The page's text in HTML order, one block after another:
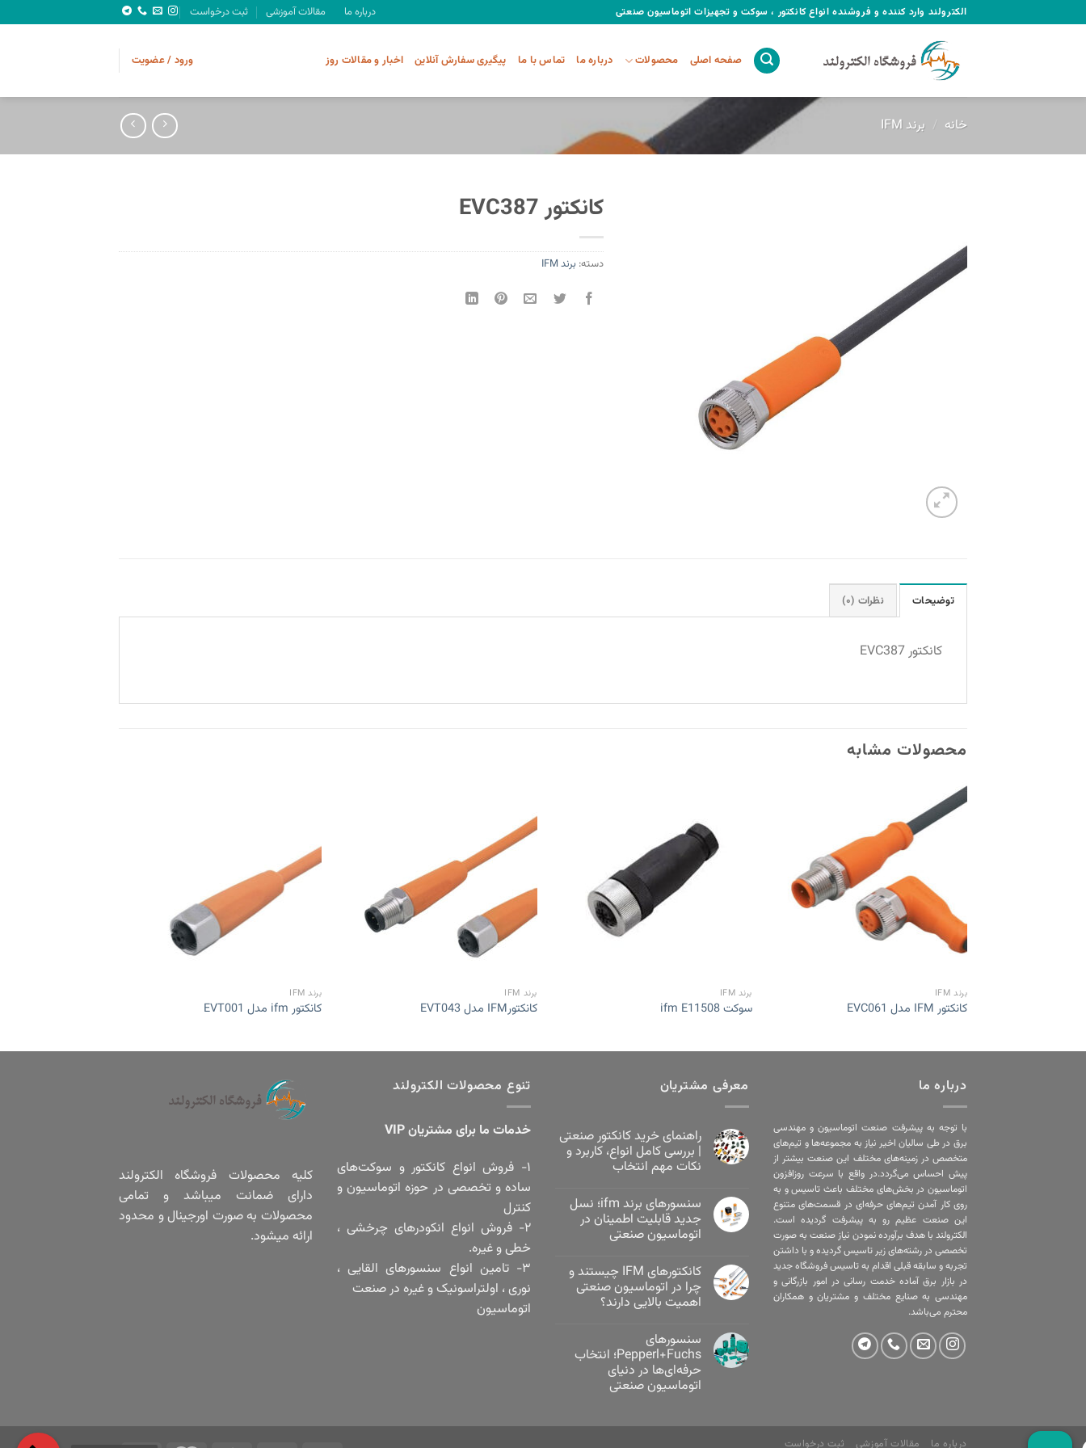
to
الکترولند وارد کننده و فروشنده انواع کانکتور ، سوکت و تجهیزات اتوماسیون صنعتی درباره ما مقالات آموزشی ثبت درخواست
صفحه اصلی محصولات درباره ما تماس با ما پیگیری سفارش آنلاین اخبار و مقالات روز ورود / عضویت
خانه / برند IFM
کانکتور EVC387
دسته: برند IFM
توضیحات نظرات (۰)
کانکتور EVC387
محصولات مشابه
برند IFM
کانکتور IFM مدل EVC061
برند IFM
سوکت ifm E11508
برند IFM
کانکتورIFM مدل EVT043
برند IFM
کانکتور ifm مدل EVT001
درباره ما
با توجه به پیشرفت صنعت اتوماسیون و مهندسی
برق در طی سالیان اخیر نیاز به مجموعه‌ها و تیم‌های
متخصص در زمینه‌های مختلف این صنعت بیشتر از
پیش احساس می‌گردد.در واقع با سرعت روزافزون
اتوماسیون در بخش‌های مختلف باعث تاسیس و به
روی کار آمدن تیم‌های حرفه‌ای در قسمت‌های متنوع
این صنعت عظیم رو به پیشرفت گردیده است.
الکترولند با هدف برآورده نمودن نیاز صنعت به صورت
تخصصی در رشته‌های زیر تاسیس گردیده و با داشتن
تجربه و سابقه قبلی اقدام به تاسیس فروشگاه جدید
در بازار برق آماده خدمت رسانی در امور بازرگانی و
مهندسی به صنایع مختلف و مشتریان و همکاران
محترم می‌باشد.
معرفی مشتریان
راهنمای خرید کانکتور صنعتی
| بررسی کامل انواع، کاربرد و
نکات مهم انتخاب
سنسورهای برند ifm؛ نسل
جدید قابلیت اطمینان در
اتوماسیون صنعتی
کانکتورهای IFM چیستند و
چرا در اتوماسیون صنعتی
اهمیت بالایی دارند؟
سنسورهای
Pepperl+Fuchs؛ انتخاب
حرفه‌ای‌ها در دنیای
اتوماسیون صنعتی
تنوع محصولات الکترولند
خدمات ما برای مشتریان VIP
۱- فروش انواع کانکتور و سوکت‌های
ساده و تخصصی در حوزه اتوماسیون و
کنترل
۲- فروش انواع انکودرهای چرخشی ،
خطی و غیره.
۳- تامین انواع سنسورهای القایی ،
نوری ، اولتراسونیک و غیره در صنعت
اتوماسیون
کلیه محصولات فروشگاه الکترولند
دارای ضمانت میباشد و تمامی
محصولات به صورت اورجینال و محدود
ارائه میشود.
درباره ما مقالات آموزشی ثبت درخواست